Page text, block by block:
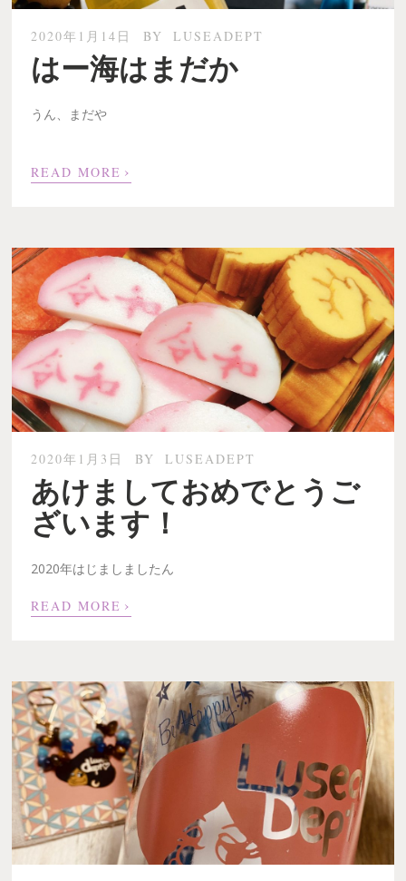
2020年1月14日 BY LUSEADEPT
はー海はまだか
うん、まだや
READ MORE ›
2020年1月3日 BY LUSEADEPT
あけましておめでとうご
ざいます！
2020年はじましましたん
READ MORE ›